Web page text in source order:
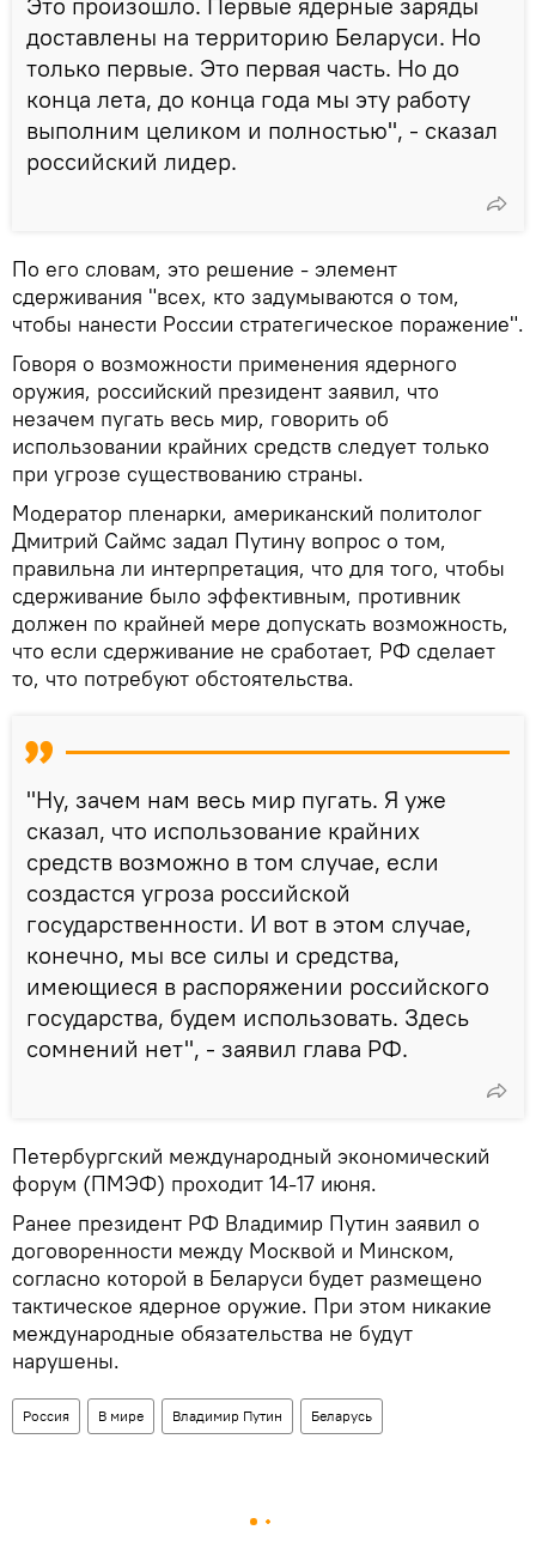
доставлены на территорию Беларуси. Но
только первые. Это первая часть. Но до
конца лета, до конца года мы эту работу
выполним целиком и полностью", - сказал
российский лидер.
По его словам, это решение - элемент
сдерживания "всех, кто задумываются о том,
чтобы нанести России стратегическое поражение".
Говоря о возможности применения ядерного
оружия, российский президент заявил, что
незачем пугать весь мир, говорить об
использовании крайних средств следует только
при угрозе существованию страны.
Модератор пленарки, американский политолог
Дмитрий Саймс задал Путину вопрос о том,
правильна ли интерпретация, что для того, чтобы
сдерживание было эффективным, противник
должен по крайней мере допускать возможность,
что если сдерживание не сработает, РФ сделает
то, что потребуют обстоятельства.
"Ну, зачем нам весь мир пугать. Я уже
сказал, что использование крайних
средств возможно в том случае, если
создастся угроза российской
государственности. И вот в этом случае,
конечно, мы все силы и средства,
имеющиеся в распоряжении российского
государства, будем использовать. Здесь
сомнений нет", - заявил глава РФ.
Петербургский международный экономический
форум (ПМЭФ) проходит 14-17 июня.
Ранее президент РФ Владимир Путин заявил о
договоренности между Москвой и Минском,
согласно которой в Беларуси будет размещено
тактическое ядерное оружие. При этом никакие
международные обязательства не будут
нарушены.
Россия В мире Владимир Путин Беларусь